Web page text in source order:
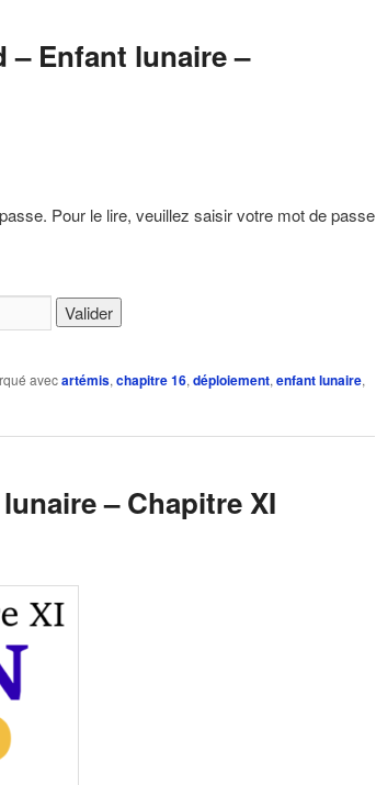
– Enfant lunaire –
Pour le lire, veuillez saisir votre mot de passe
avecartémis, chapitre 16, déploiement, enfant lunaire,
– Chapitre XI